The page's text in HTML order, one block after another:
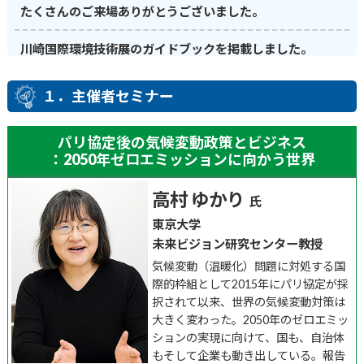
たくさんのご来場ありがとうございました。
川崎国際環境技術展のガイドブックを掲載しました。
出展者と講演の一覧も含まれている全体版の2種類があり
ます。
簡易版ダウンロード
全体版ダウンロード
出展者一覧をアップしました。
出展者一覧
講演・セミナープログラムをアップしました。
講演・セミナープログラムは詳細が決まり次第随時更新い
たします。
講演・セミナープログラム
１．主催者セミナー
パリ協定後の気候変動政策とビジネス
：2050年ゼロエミッションに向かう世界
高村 ゆかり
東京大学
未来ビジョン研究センター教授
気候変動（温暖化）問題に対処する国
際的枠組として2015年にパリ協定が採
択されて以来、世界の気候変動対策は
大きく変わった。2050年のゼロエミッ
ションの実現に向けて、国も、自治体
もそして企業も動き出している。報告